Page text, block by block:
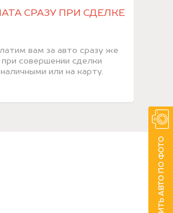
СРАЗУ ПРИ СДЕЛКЕ
вам за авто сразу же
при совершении сделки
наличными или на карту.